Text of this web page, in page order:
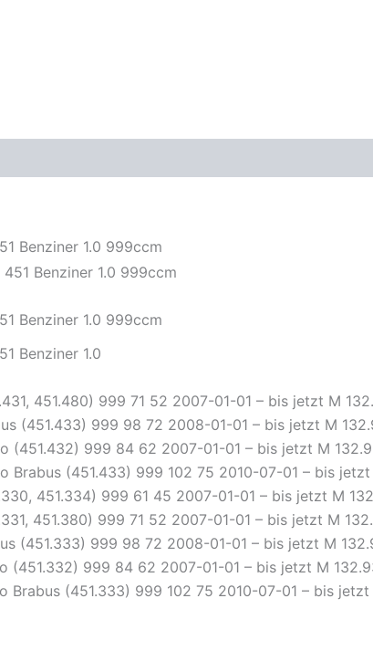
Benziner 1.0 999ccm
Benziner 1.0 999ccm
Benziner 1.0
451.480) 999 71 52 2007-01-01 – bis jetzt M
(451.433) 999 98 72 2008-01-01 – bis jetzt M
(451.432) 999 84 62 2007-01-01 – bis jetzt M
Brabus (451.433) 999 102 75 2010-07-01 – bis jetzt
451.334) 999 61 45 2007-01-01 – bis jetzt M
451.380) 999 71 52 2007-01-01 – bis jetzt M
(451.333) 999 98 72 2008-01-01 – bis jetzt M
(451.332) 999 84 62 2007-01-01 – bis jetzt M
Brabus (451.333) 999 102 75 2010-07-01 – bis jetzt